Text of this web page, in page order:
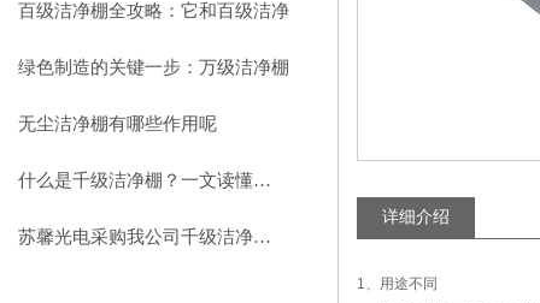
百级洁净棚全攻略：它和百级洁净
室到底有什么区别？
绿色制造的关键一步：万级洁净棚
助力环保型半导体产业发展
无尘洁净棚有哪些作用呢
什么是千级洁净棚？一文读懂其结构特点与局部净化优势
苏馨光电采购我公司千级洁净棚普通工作台一批（7月07日）已顺利交货
详细介绍
1、用途不同